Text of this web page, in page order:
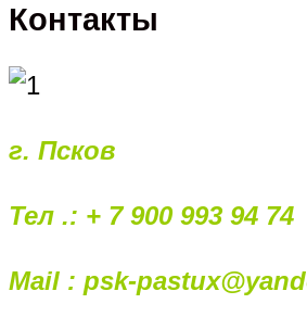
Контакты
г. Псков
Тел .: + 7 900 993 94 74
Mail : psk-